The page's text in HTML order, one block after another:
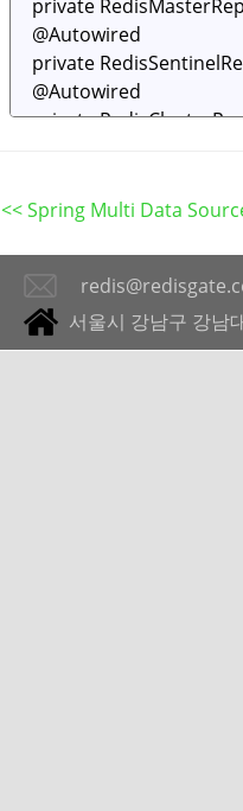
<< Spring Multi Data
서울시 강남구 강남